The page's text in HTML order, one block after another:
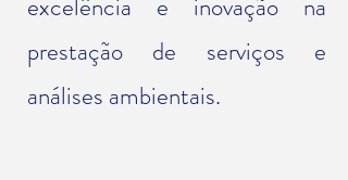
prestação de serviços e
análises ambientais.